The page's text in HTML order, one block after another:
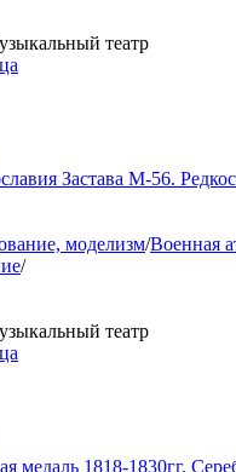
театр
Застава М-56.
моделизм/Военная
/
театр
медаль 1818-1830гг.